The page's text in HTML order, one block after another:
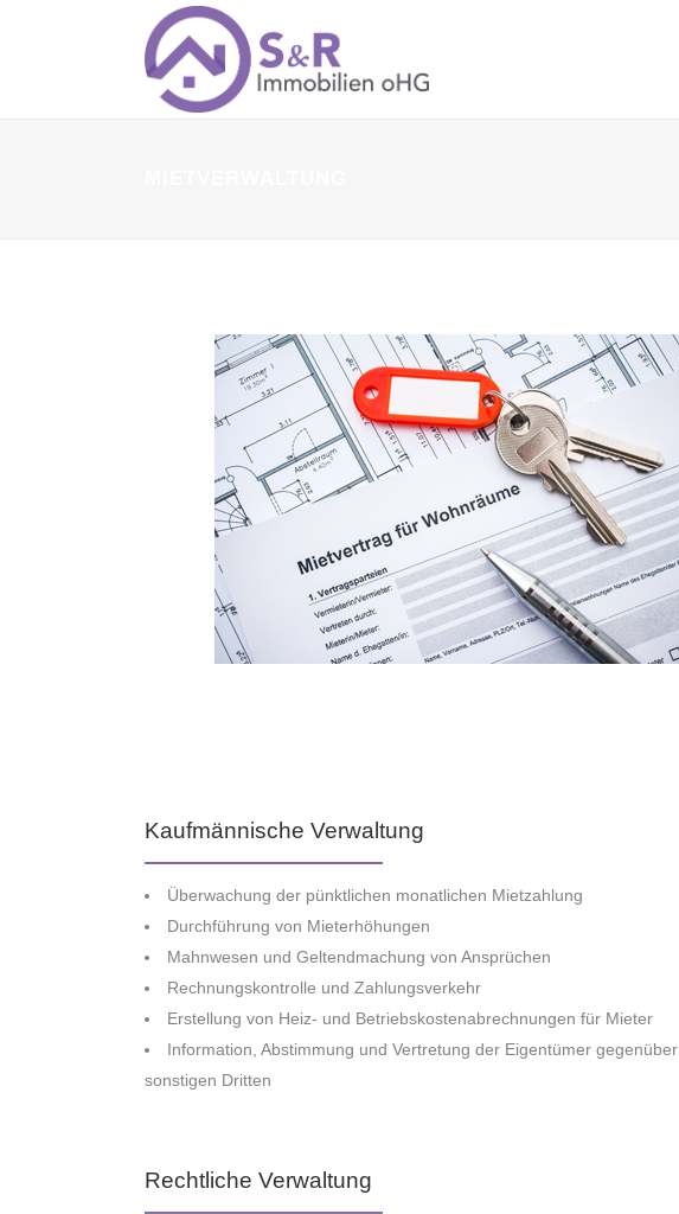
Kaufmännische Verwaltung
Überwachung der pünktlichen monatlichen Mietzahlung
Durchführung von Mieterhöhungen
Mahnwesen und Geltendmachung von Ansprüchen
Rechnungskontrolle und Zahlungsverkehr
Erstellung von Heiz- und Betriebskostenabrechnungen für Mieter
Information, Abstimmung und Vertretung der Eigentümer
sonstigen Dritten
Rechtliche Verwaltung